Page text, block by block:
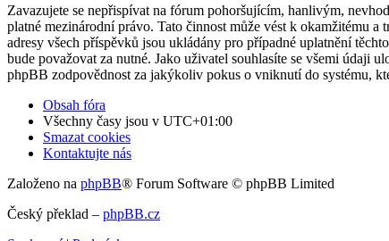
Zavazujete se nepřispívat na fórum pohoršujícím, hanlivým,
platné mezinárodní právo. Tato činnost může vést k okamžitému
adresy všech příspěvků jsou ukládány pro případné uplatnění
bude považovat za nutné. Jako uživatel souhlasíte se všemi údaji
phpBB zodpovědnost za jakýkoliv pokus o vniknutí do systému,
Obsah fóra
Všechny časy jsou v UTC+01:00
Smazat cookies
Kontaktujte nás
Založeno na phpBB® Forum Software © phpBB Limited
Český překlad – phpBB.cz